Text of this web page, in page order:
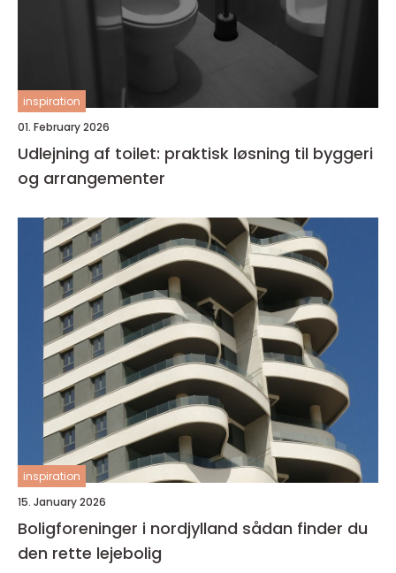
inspiration
01. February 2026
Udlejning af toilet: praktisk løsning til byggeri
og arrangementer
inspiration
15. January 2026
Boligforeninger i nordjylland sådan finder du
den rette lejebolig